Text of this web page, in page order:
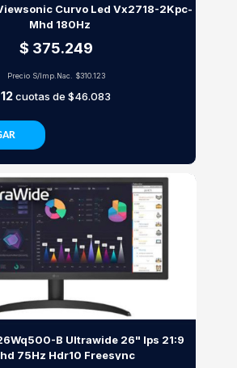
Curvo Led Vx2718-2Kpc-
Mhd 180Hz
$ 375.249
Precio S/Imp.Nac. $310.123
12cuotas de $46.083
B Ultrawide 26" Ips 21:9
75Hz Hdr10 Freesync